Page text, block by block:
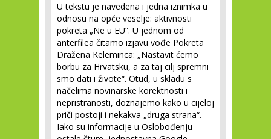
U tekstu je navedena i jedna iznimka u
odnosu na opće veselje: aktivnosti
pokreta „Ne u EU“. U jednom od
anterfilea čitamo izjavu vođe Pokreta
Dražena Keleminca: „Nastavit ćemo
borbu za Hrvatsku, a za taj cilj spremni
smo dati i živote“. Otud, u skladu s
načelima novinarske korektnosti i
nepristranosti, doznajemo kako u cijeloj
priči postoji i nekakva „druga strana“.
Iako su informacije u Oslobođenju